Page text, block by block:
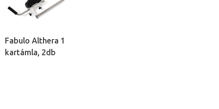
Fabulo Althera 1
kartámla, 2db